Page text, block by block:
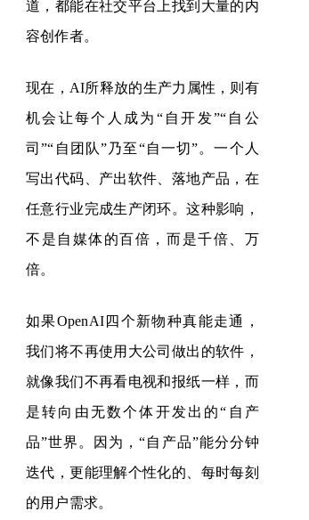
道，都能在社交平台上找到大量的内
容创作者。
现在， AI所释放的生产力属性，则有
机会让每个人成为 “自开发”“ 自公
司”“ 自团队”乃至“自一切”。一个人
写出代码、产出软件、落地产品，在
任意行业完成生产闭环。这种影响，
不是自媒体的百倍，而是千倍、万
倍。
如果OpenAI 四个新物种真能走通，
我们将不再使用大公司做出的软件，
就像我们不再看电视和报纸一样，而
是转向由无数个体开发出的“ 自 产
品”世界。 因为，“自产品”能分分钟
迭代，更能理解个性化的、每时每刻
的用户需求。